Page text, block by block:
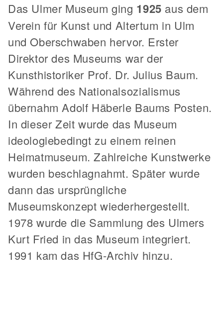
Das Ulmer Museum ging 1925 aus dem
Verein für Kunst und Altertum in Ulm
und Oberschwaben hervor. Erster
Direktor des Museums war der
Kunsthistoriker Prof. Dr. Julius Baum.
Während des Nationalsozialismus
übernahm Adolf Häberle Baums Posten.
In dieser Zeit wurde das Museum
ideologiebedingt zu einem reinen
Heimatmuseum. Zahlreiche Kunstwerke
wurden beschlagnahmt. Später wurde
dann das ursprüngliche
Museumskonzept wiederhergestellt.
1978 wurde die Sammlung des Ulmers
Kurt Fried in das Museum integriert.
1991 kam das HfG-Archiv hinzu.